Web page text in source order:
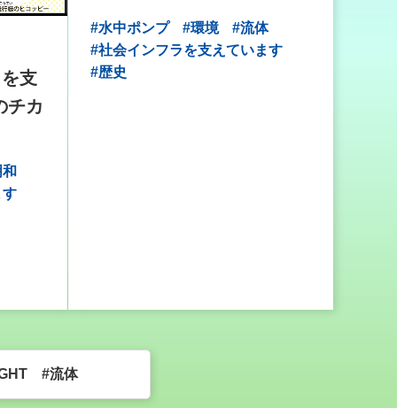
支
チカ
す
#水中ポンプ #環境
#流体
#社会インフラを支えています
#歴史
#流体